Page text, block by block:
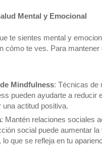
Mental y Emocional
te sientes mental y
cómo te ves. Para mantener
Mindfulness: Técnicas de
pueden ayudarte a reducir
una actitud positiva.
: Mantén relaciones sociales
social puede aumentar la
lo que se refleja en tu